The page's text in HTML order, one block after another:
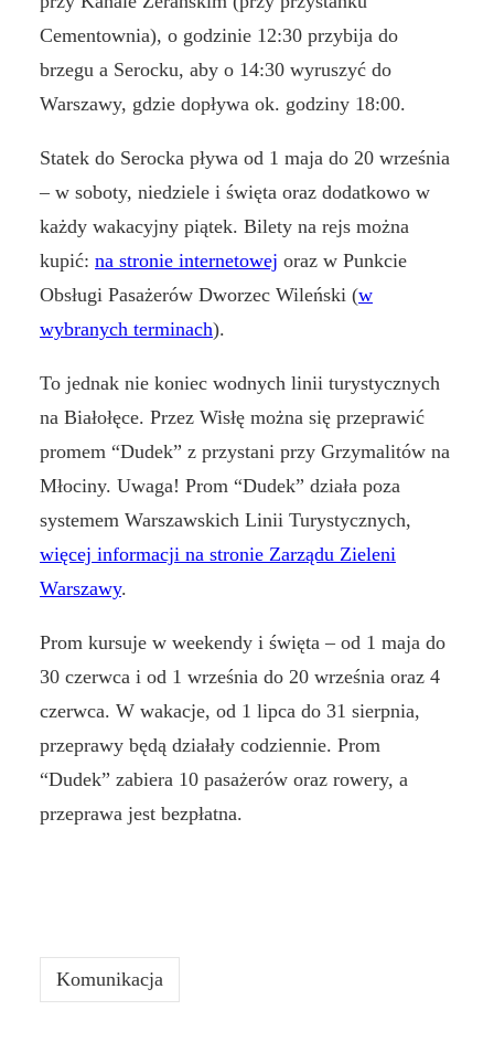
Cementownia), o godzinie 12:30 przybija do
brzegu a Serocku, aby o 14:30 wyruszyć do
Warszawy, gdzie dopływa ok. godziny 18:00.
Statek do Serocka pływa od 1 maja do 20 września
– w soboty, niedziele i święta oraz dodatkowo w
każdy wakacyjny piątek. Bilety na rejs można
kupić: na stronie internetowej oraz w Punkcie
Obsługi Pasażerów Dworzec Wileński (w
wybranych terminach).
To jednak nie koniec wodnych linii turystycznych
na Białołęce. Przez Wisłę można się przeprawić
promem “Dudek” z przystani przy Grzymalitów na
Młociny. Uwaga! Prom “Dudek” działa poza
systemem Warszawskich Linii Turystycznych,
więcej informacji na stronie Zarządu Zieleni
Warszawy.
Prom kursuje w weekendy i święta – od 1 maja do
30 czerwca i od 1 września do 20 września oraz 4
czerwca. W wakacje, od 1 lipca do 31 sierpnia,
przeprawy będą działały codziennie. Prom
“Dudek” zabiera 10 pasażerów oraz rowery, a
przeprawa jest bezpłatna.
Komunikacja